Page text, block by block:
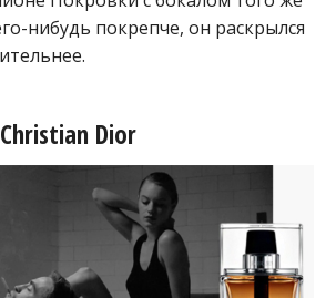
нибудь покрепче, он раскрылся
Dior